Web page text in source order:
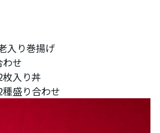
入り巻揚げ
せ
入り丼
盛り合わせ